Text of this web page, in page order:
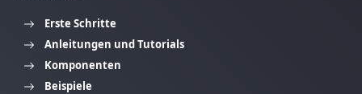
Erste Schritte
Anleitungen und Tutorials
Komponenten
Beispiele